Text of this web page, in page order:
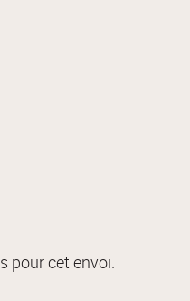
pour cet envoi.